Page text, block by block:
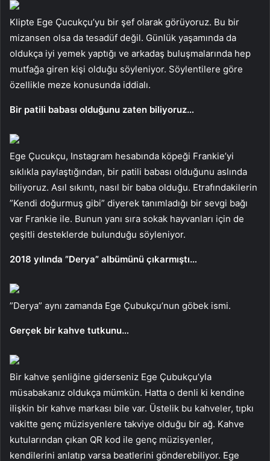
Klipte Ege Çucukçu’yu bir şef olarak görüyoruz. Bu bir
mizansen olsa da tesadüf değil. Günlük yaşamında da
oldukça iyi yemek yaptığı ve arkadaş buluşmalarında hep
mutfağa giren kişi olduğu söyleniyor. Söylentilere göre
özellikle meze konusunda iddialı.
Bir patili babası olduğunu zaten biliyoruz…
Ege Çucukçu, Instagram hesabında köpeği Frankie’yi
sıklıkla paylaştığından, bir patili babası olduğunu aslında
biliyoruz. Asıl sıkıntı, nasıl bir baba olduğu. Etrafındakilerin
”Kendi doğurmuş gibi” diyerek tanımladığı bir sevgi bağı
var Frankie ile. Bunun yanı sıra sokak hayvanları için de
çeşitli desteklerde bulunduğu söyleniyor.
2018 yılında ”Derya” albümünü çıkarmıştı…
”Derya” aynı zamanda Ege Çubukçu’nun göbek ismi.
Gerçek bir kahve tutkunu…
Bir kahve şenliğine giderseniz Ege Çubukçu’yla
müsabakanız oldukça mümkün. Hatta o denli ki kendine
ilişkin bir kahve markası bile var. Üstelik bu kahveler, tıpkı
vakitte genç müzisyenlere takviye olduğu bir ağ. Kahve
kutularından çıkan QR kod ile genç müzisyenler,
kendilerini anlatıp varsa beatlerini gönderebiliyor. Ege